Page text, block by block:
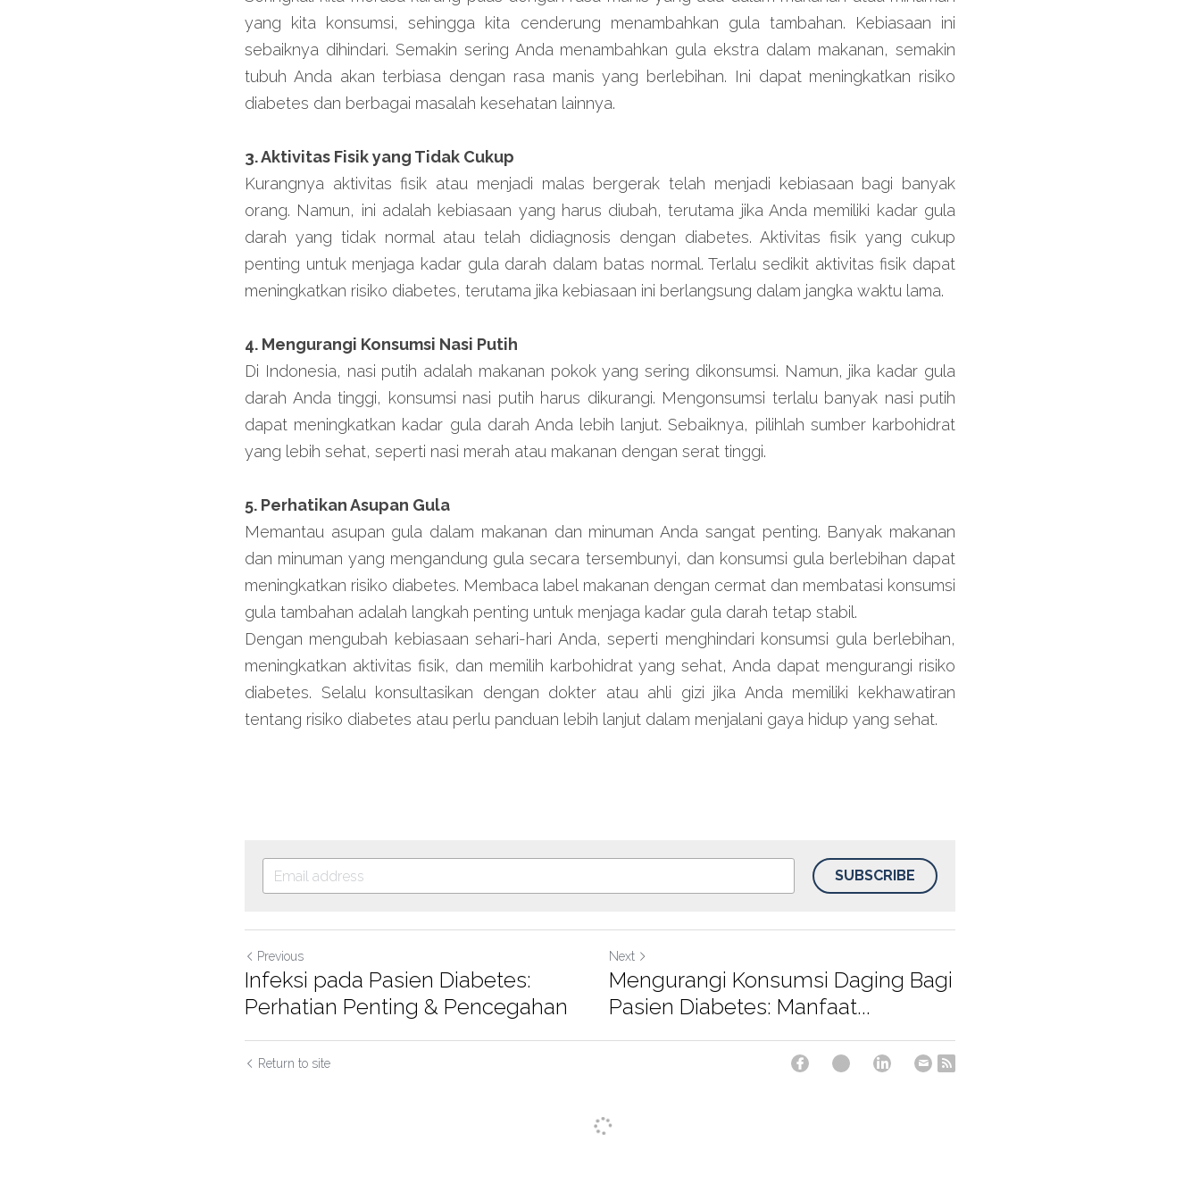
yang kita konsumsi, sehingga kita cenderung menambahkan gula tambahan. Kebiasaan ini
sebaiknya dihindari. Semakin sering Anda menambahkan gula ekstra dalam makanan, semakin
tubuh Anda akan terbiasa dengan rasa manis yang berlebihan. Ini dapat meningkatkan risiko
diabetes dan berbagai masalah kesehatan lainnya.
3. Aktivitas Fisik yang Tidak Cukup
Kurangnya aktivitas fisik atau menjadi malas bergerak telah menjadi kebiasaan bagi banyak
orang. Namun, ini adalah kebiasaan yang harus diubah, terutama jika Anda memiliki kadar gula
darah yang tidak normal atau telah didiagnosis dengan diabetes. Aktivitas fisik yang cukup
penting untuk menjaga kadar gula darah dalam batas normal. Terlalu sedikit aktivitas fisik dapat
meningkatkan risiko diabetes, terutama jika kebiasaan ini berlangsung dalam jangka waktu lama.
4. Mengurangi Konsumsi Nasi Putih
Di Indonesia, nasi putih adalah makanan pokok yang sering dikonsumsi. Namun, jika kadar gula
darah Anda tinggi, konsumsi nasi putih harus dikurangi. Mengonsumsi terlalu banyak nasi putih
dapat meningkatkan kadar gula darah Anda lebih lanjut. Sebaiknya, pilihlah sumber karbohidrat
yang lebih sehat, seperti nasi merah atau makanan dengan serat tinggi.
5. Perhatikan Asupan Gula
Memantau asupan gula dalam makanan dan minuman Anda sangat penting. Banyak makanan
dan minuman yang mengandung gula secara tersembunyi, dan konsumsi gula berlebihan dapat
meningkatkan risiko diabetes. Membaca label makanan dengan cermat dan membatasi konsumsi
gula tambahan adalah langkah penting untuk menjaga kadar gula darah tetap stabil.
Dengan mengubah kebiasaan sehari-hari Anda, seperti menghindari konsumsi gula berlebihan,
meningkatkan aktivitas fisik, dan memilih karbohidrat yang sehat, Anda dapat mengurangi risiko
diabetes. Selalu konsultasikan dengan dokter atau ahli gizi jika Anda memiliki kekhawatiran
tentang risiko diabetes atau perlu panduan lebih lanjut dalam menjalani gaya hidup yang sehat.
SUBSCRIBE
Previous
Infeksi pada Pasien Diabetes:
Perhatian Penting & Pencegahan
Next
Mengurangi Konsumsi Daging Bagi
Pasien Diabetes: Manfaat...
Return to site